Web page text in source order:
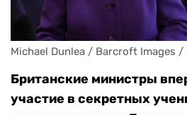
Michael Dunlea / Barcroft Images /
Британские министры
участие в секретных